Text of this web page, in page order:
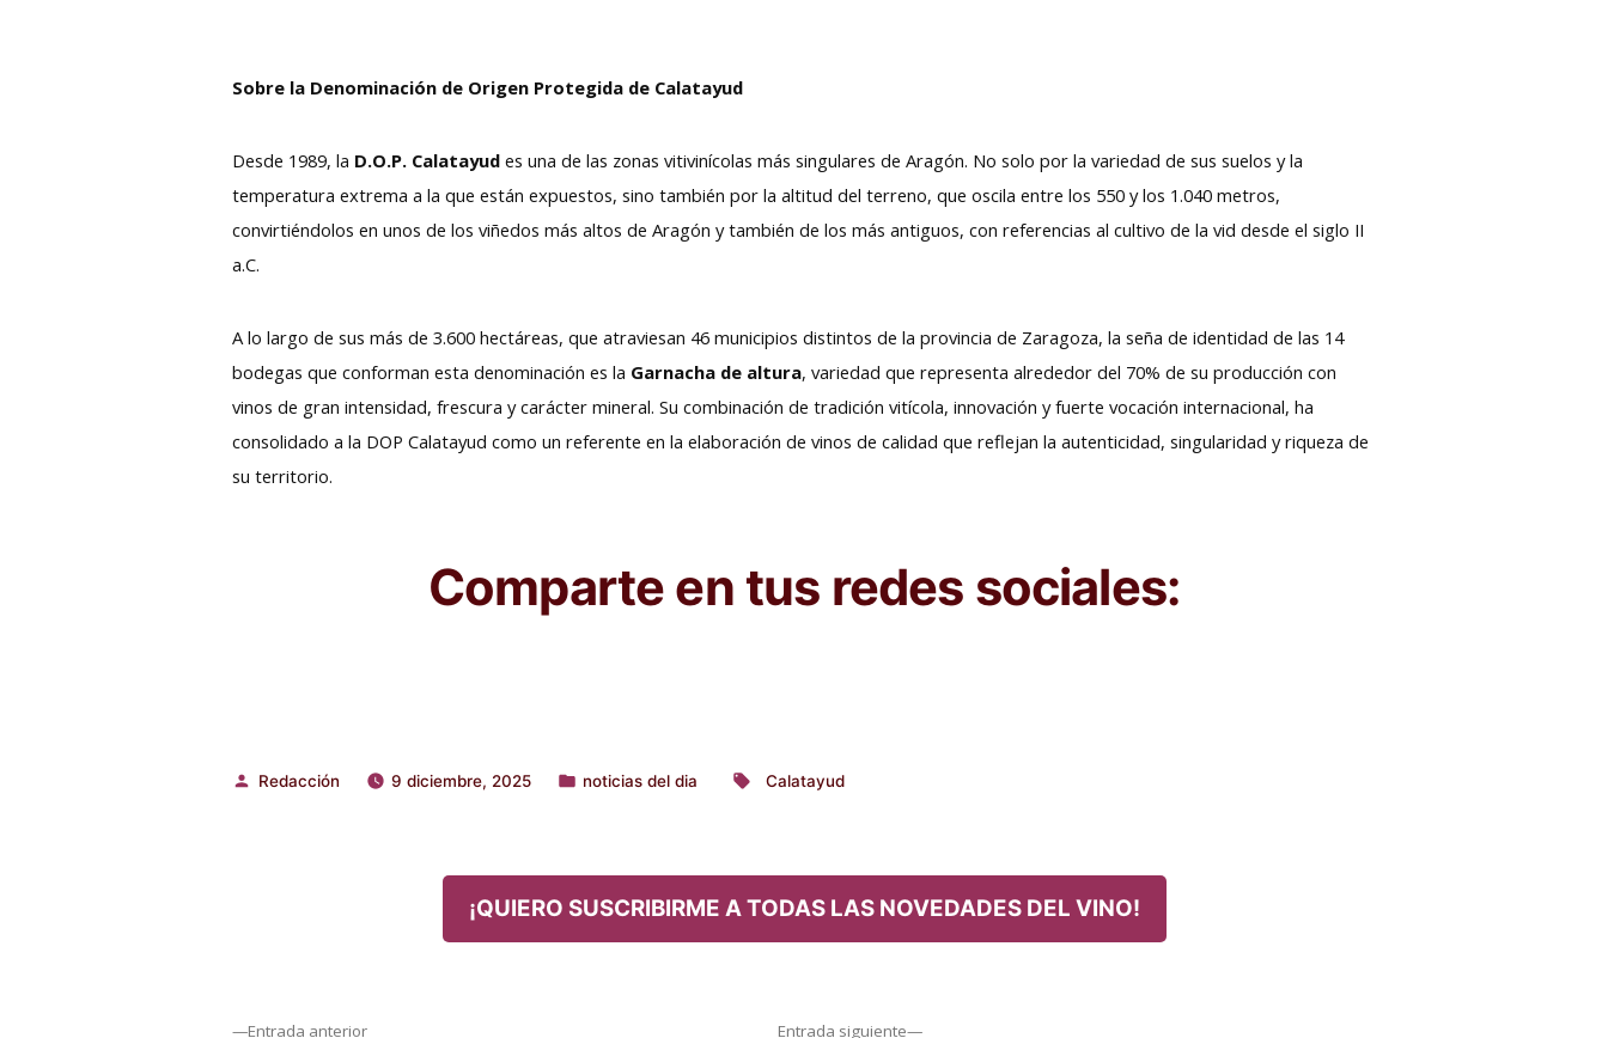
Sobre la Denominación de Origen Protegida de Calatayud
Desde 1989, la D.O.P. Calatayudes una de las zonas vitivinícolas más singulares de Aragón. No solo por la variedad de sus suelos y la
temperatura extrema a la que están expuestos, sino también por la altitud del terreno, que oscila entre los 550 y los 1.040 metros,
convirtiéndolos en unos de los viñedos más altos de Aragón y también de los más antiguos, con referencias al cultivo de la vid desde el siglo II
a.C.
A lo largo de sus más de 3.600 hectáreas, que atraviesan 46 municipios distintos de la provincia de Zaragoza, la seña de identidad de las 14
bodegas que conforman esta denominación es la Garnacha de altura, variedad que representa alrededor del 70% de su producción con
vinos de gran intensidad, frescura y carácter mineral. Su combinación de tradición vitícola, innovación y fuerte vocación internacional, ha
consolidado a la DOP Calatayud como un referente en la elaboración de vinos de calidad que reflejan la autenticidad, singularidad y riqueza de
su territorio.
Comparte en tus redes sociales:
Publicado
Redacción 9 diciembre, 2025
Publicado
noticias del dia
Etiquetas:
Calatayud
¡QUIERO SUSCRIBIRME A TODAS LAS NOVEDADES DEL VINO!
Entrada anteriorEntrada
Entrada siguiente
Entrada